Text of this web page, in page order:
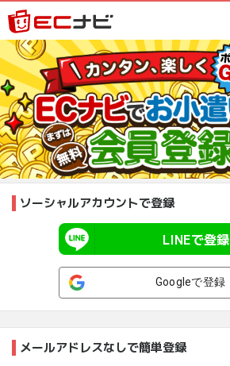
ソーシャルアカウントで登録
LINEで登録
Googleで登録
メールアドレスなしで簡単登録